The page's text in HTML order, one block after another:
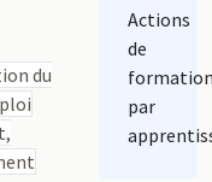
du
Actions
de
par